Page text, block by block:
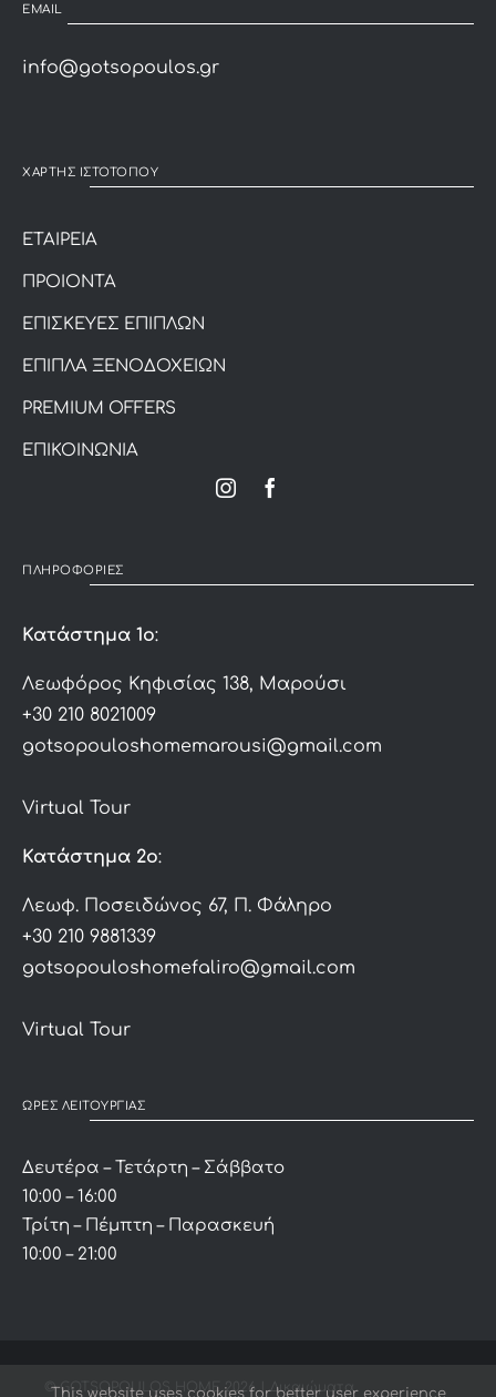
EMAIL
info@gotsopoulos.gr
ΧΑΡΤΗΣ ΙΣΤΟΤΟΠΟΥ
ΕΤΑΙΡΕΙΑ
ΠΡΟΙΟΝΤΑ
ΕΠΙΣΚΕΥΕΣ ΕΠΙΠΛΩΝ
ΕΠΙΠΛΑ ΞΕΝΟΔΟΧΕΙΩΝ
PREMIUM OFFERS
ΕΠΙΚΟΙΝΩΝΙΑ
ΠΛΗΡΟΦΟΡΙΕΣ
Κατάστημα 1ο:
Λεωφόρος Κηφισίας 138, Μαρούσι
+30 210 8021009
gotsopouloshomemarousi@gmail.com
Virtual Tour
Κατάστημα 2ο:
Λεωφ. Ποσειδώνος 67, Π. Φάληρο
+30 210 9881339
gotsopouloshomefaliro@gmail.com
Virtual Tour
ΩΡΕΣ ΛΕΙΤΟΥΡΓΙΑΣ
Δευτέρα – Τετάρτη – Σάββατο
10:00 – 16:00
Τρίτη – Πέμπτη – Παρασκευή
10:00 – 21:00
© GOTSOPOULOS HOME 2026 | Δικαιώματα
This website uses cookies for better user experience